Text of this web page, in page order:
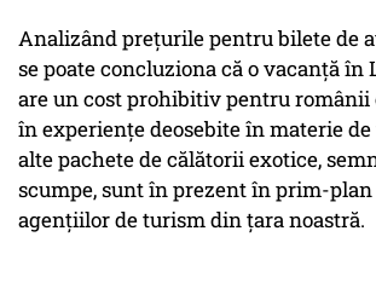
Analizând prețurile pentru bilete de
se poate concluziona că o vacanță în
are un cost prohibitiv pentru românii
în experiențe deosebite în materie
alte pachete de călătorii exotice,
scumpe, sunt în prezent în prim-
agențiilor de turism din țara noastră.